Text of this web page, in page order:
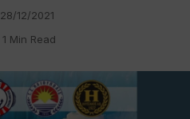
28/12/2021
1 Min Read